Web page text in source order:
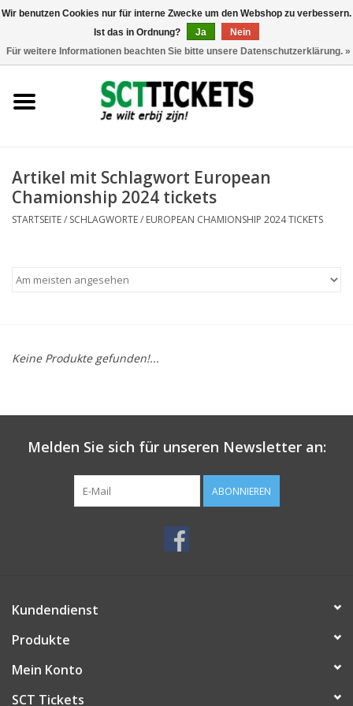
Artikel mit Schlagwort European
Chamionship 2024 tickets
STARTSEITE/ SCHLAGWORTE/ EUROPEAN CHAMIONSHIP 2024 TICKETS
Keine Produkte gefunden!...
Melden Sie sich für unseren Newsletter an:
ABONNIEREN
Kundendienst
Produkte
Mein Konto
SCT Tickets
Wir benutzen Cookies nur für interne Zwecke um den Webshop zu verbessern.
Ist das in Ordnung?
Ja
Nein
Für weitere Informationen beachten Sie bitte unsere Datenschutzerklärung. »